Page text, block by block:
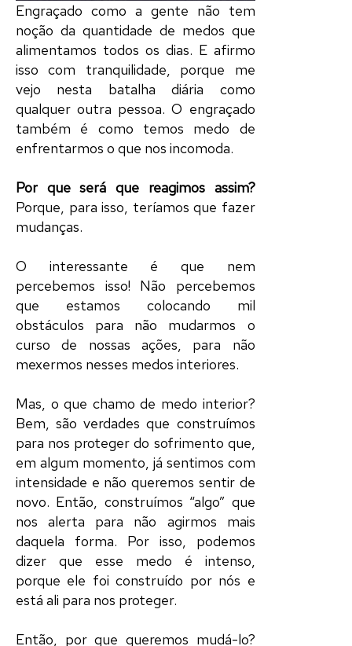
Engraçado como a gente não tem
noção da quantidade de medos que
alimentamos todos os dias. E afirmo
isso com tranquilidade, porque me
vejo nesta batalha diária como
qualquer outra pessoa. O engraçado
também é como temos medo de
enfrentarmos o que nos incomoda.
Por que será que reagimos assim?
Porque, para isso, teríamos que fazer
mudanças.
O interessante é que nem
percebemos isso! Não percebemos
que estamos colocando mil
obstáculos para não mudarmos o
curso de nossas ações, para não
mexermos nesses medos interiores.
Mas, o que chamo de medo interior?
Bem, são verdades que construímos
para nos proteger do sofrimento que,
em algum momento, já sentimos com
intensidade e não queremos sentir de
novo. Então, construímos “algo” que
nos alerta para não agirmos mais
daquela forma. Por isso, podemos
dizer que esse medo é intenso,
porque ele foi construído por nós e
está ali para nos proteger.
Então, por que queremos mudá-lo?